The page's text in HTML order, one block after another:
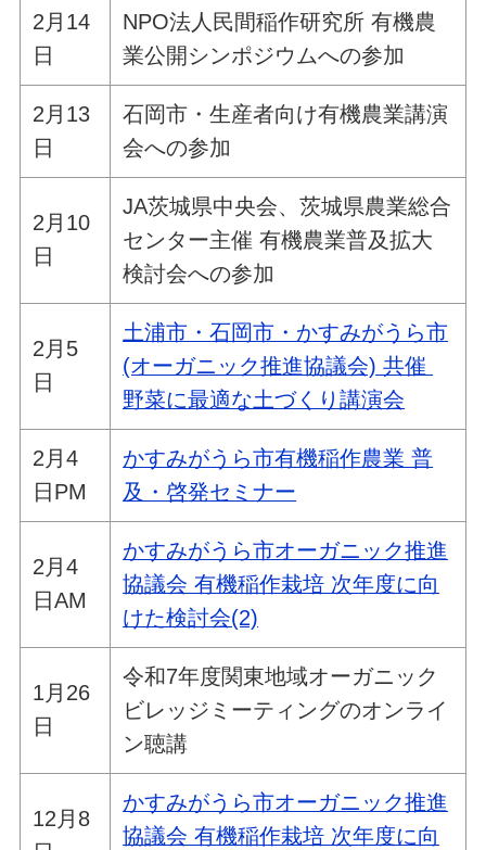
2月14
日
NPO法人民間稲作研究所 有機農
業公開シンポジウムへの参加
2月13
日
石岡市・生産者向け有機農業講演
会への参加
2月10
日
JA茨城県中央会、茨城県農業総合
センター主催 有機農業普及拡大
検討会への参加
2月5
日
土浦市・石岡市・かすみがうら市
(オーガニック推進協議会) 共催
野菜に最適な土づくり講演会
2月4
日PM
かすみがうら市有機稲作農業 普
及・啓発セミナー
2月4
日AM
かすみがうら市オーガニック推進
協議会 有機稲作栽培 次年度に向
けた検討会(2)
1月26
日
令和7年度関東地域オーガニック
ビレッジミーティングのオンライ
ン聴講
12月8
かすみがうら市オーガニック推進
協議会 有機稲作栽培 次年度に向